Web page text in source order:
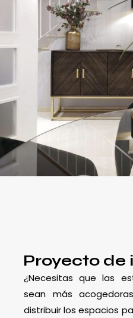
Proyecto de
¿Necesitas que las
sean más
distribuir los espacios